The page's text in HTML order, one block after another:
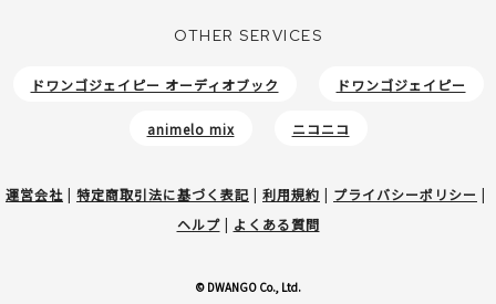
OTHER SERVICES
ドワンゴジェイピー オーディオブック ドワンゴジェイピー
animelo mix ニコニコ
運営会社 | 特定商取引法に基づく表記 | 利用規約 | プライバシーポリシー |
ヘルプ | よくある質問
© DWANGO Co., Ltd.